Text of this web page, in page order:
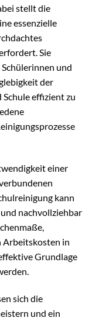
stellt die
essenzielle
Sie
und
der
effizient zu
einer
kann
nachvollziehbar
Arbeitskosten in
Grundlage
sich die
und ein